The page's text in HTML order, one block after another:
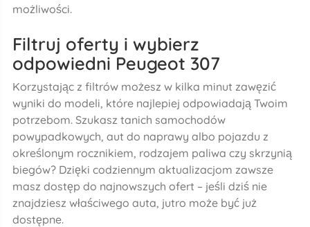
możliwości.
Filtruj oferty i wybierz
odpowiedni Peugeot 307
Korzystając z filtrów możesz w kilka minut zawęzić
wyniki do modeli, które najlepiej odpowiadają Twoim
potrzebom. Szukasz tanich samochodów
powypadkowych, aut do naprawy albo pojazdu z
określonym rocznikiem, rodzajem paliwa czy skrzynią
biegów? Dzięki codziennym aktualizacjom zawsze
masz dostęp do najnowszych ofert – jeśli dziś nie
znajdziesz właściwego auta, jutro może być już
dostępne.